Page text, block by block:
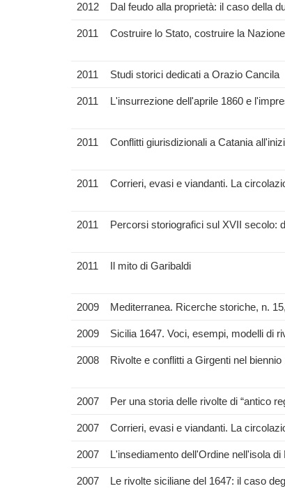
2012 Dal feudo alla proprietà: il caso della
2011 Costruire lo Stato, costruire la Nazione
2011 Studi storici dedicati a Orazio Cancila
2011 L'insurrezione dell'aprile 1860 e
2011 Conflitti giurisdizionali a Catania
2011 Corrieri, evasi e viandanti. La
2011 Percorsi storiografici sul XVII secolo:
2011 Il mito di Garibaldi
2009 Mediterranea. Ricerche storiche, n.
2009 Sicilia 1647. Voci, esempi, modelli di
2008 Rivolte e conflitti a Girgenti nel biennio
2007 Per una storia delle rivolte di “antico
2007 Corrieri, evasi e viandanti. La
2007 L'insediamento dell'Ordine nell'isola
2007 Le rivolte siciliane del 1647: il caso